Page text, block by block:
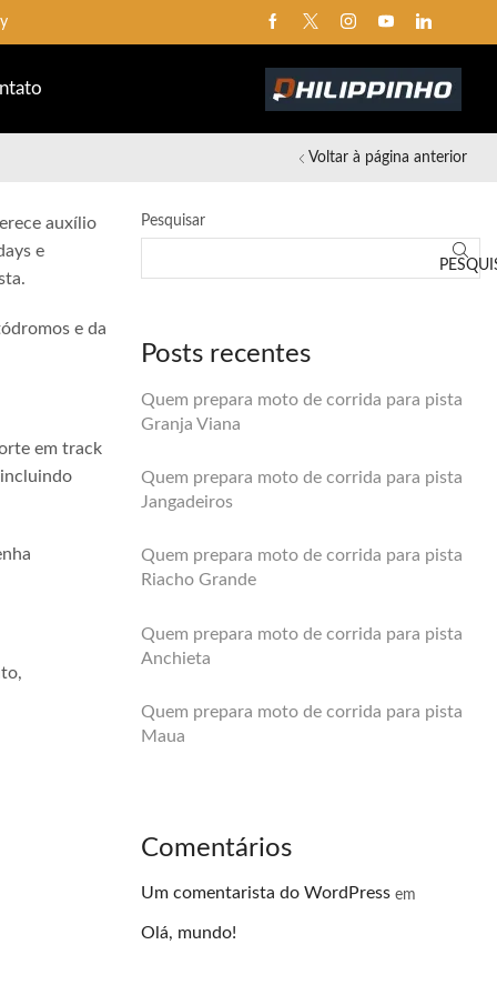
Voltar à página anterior
auxílio
e
e da
em track
Pesquisar
Posts recentes
Quem prepara moto de corrida para pista
Granja Viana
Quem prepara moto de corrida para pista
Jangadeiros
Quem prepara moto de corrida para pista
Riacho Grande
Quem prepara moto de corrida para pista
Anchieta
Quem prepara moto de corrida para pista
Maua
Comentários
Um comentarista do WordPress em
Olá, mundo!